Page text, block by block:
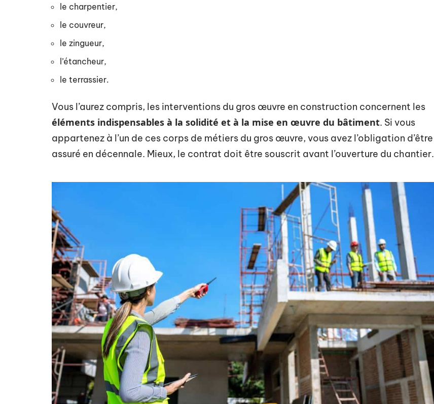
le charpentier,
le couvreur,
le zingueur,
l’étancheur,
le terrassier.
Vous l’aurez compris, les interventions du gros œuvre en construction concernent les
éléments indispensables à la solidité et à la mise en œuvre du bâtiment. Si vous
appartenez à l’un de ces corps de métiers du gros œuvre, vous avez l’obligation d’être
assuré en décennale. Mieux, le contrat doit être souscrit avant l’ouverture du chantier.